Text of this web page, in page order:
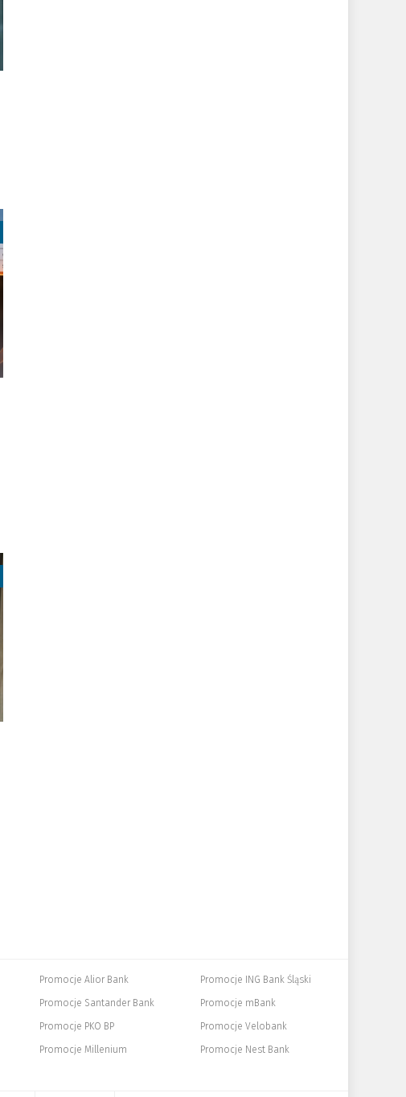
Promocje Alior Bank
Promocje Santander Bank
Promocje PKO BP
Promocje Millenium
Promocje ING Bank Śląski
Promocje mBank
Promocje Velobank
Promocje Nest Bank